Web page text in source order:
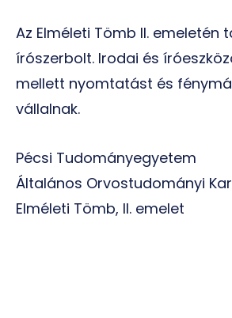
Az Elméleti Tömb II. emeletén
írószerbolt. Irodai és
mellett nyomtatást és
vállalnak.
Pécsi Tudományegyetem
Általános Orvostudományi Kar
Elméleti Tömb, II. emelet